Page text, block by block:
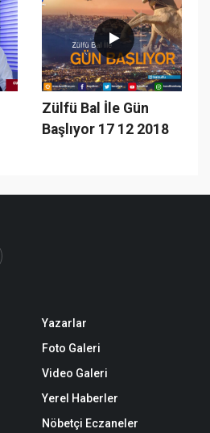
Zülfü Bal İle Gün
Başlıyor 17 12 2018
Yazarlar
Foto Galeri
Video Galeri
Yerel Haberler
Nöbetçi Eczaneler